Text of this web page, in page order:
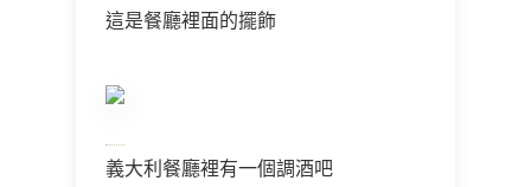
這是餐廳裡面的擺飾
義大利餐廳裡有一個調酒吧